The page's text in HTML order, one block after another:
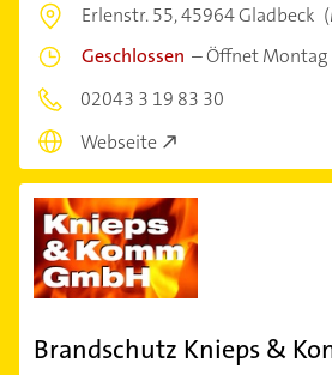
Erlenstr. 55,45964 Gladbeck
Geschlossen –Öffnet Montag
02043 3 19 83 30
Webseite
Brandschutz Knieps &